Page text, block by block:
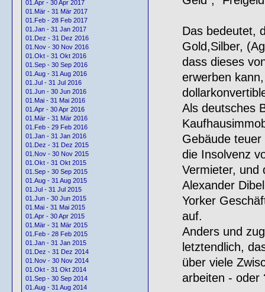
01.Apr - 30 Apr 2017
01.Mär - 31 Mär 2017
01.Feb - 28 Feb 2017
01.Jan - 31 Jan 2017
01.Dez - 31 Dez 2016
01.Nov - 30 Nov 2016
01.Okt - 31 Okt 2016
01.Sep - 30 Sep 2016
01.Aug - 31 Aug 2016
01.Jul - 31 Jul 2016
01.Jun - 30 Jun 2016
01.Mai - 31 Mai 2016
01.Apr - 30 Apr 2016
01.Mär - 31 Mär 2016
01.Feb - 29 Feb 2016
01.Jan - 31 Jan 2016
01.Dez - 31 Dez 2015
01.Nov - 30 Nov 2015
01.Okt - 31 Okt 2015
01.Sep - 30 Sep 2015
01.Aug - 31 Aug 2015
01.Jul - 31 Jul 2015
01.Jun - 30 Jun 2015
01.Mai - 31 Mai 2015
01.Apr - 30 Apr 2015
01.Mär - 31 Mär 2015
01.Feb - 28 Feb 2015
01.Jan - 31 Jan 2015
01.Dez - 31 Dez 2014
01.Nov - 30 Nov 2014
01.Okt - 31 Okt 2014
01.Sep - 30 Sep 2014
01.Aug - 31 Aug 2014
Das bedeutet,
Gold,Silber,
dass dieses
erwerben
Als deutsches
Gebäude
die Insolvenz
Vermieter, und
Alexander
Yorker
auf.
Anders und
letztendlich,
über viele
arbeiten - oder